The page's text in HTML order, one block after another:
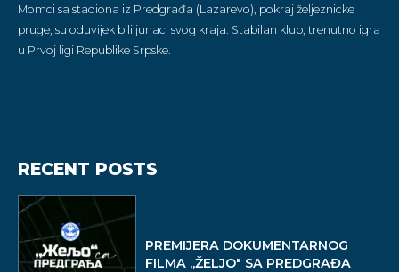
Momci sa stadiona iz Predgrađa (Lazarevo), pokraj željeznicke
pruge, su oduvijek bili junaci svog kraja. Stabilan klub, trenutno igra
u Prvoj ligi Republike Srpske.
RECENT POSTS
PREMIJERA DOKUMENTARNOG
FILMA ,,ŽELJO" SA PREDGRAĐA